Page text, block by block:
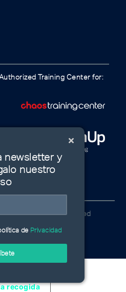
Training Center for:
| All Rights Reserved
newsletter y
nuestro
de Privacidad
recogida